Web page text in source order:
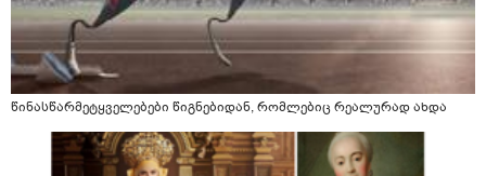
წინასწარმეტყველებები წიგნებიდან, რომლებიც რეალურად ახდა